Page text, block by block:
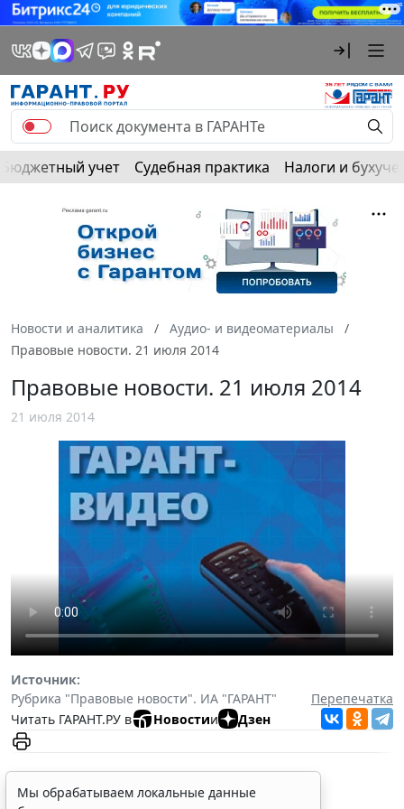
Бюджетный учет Судебная практика Налоги и
Новости и аналитика
Аудио- и видеоматериалы
Правовые новости. 21 июля 2014
Правовые новости. 21 июля 2014
21 июля 2014
Источник:
Рубрика "Правовые новости". ИА "ГАРАНТ"
Перепечатка
Читать ГАРАНТ.РУ в
Новостии Дзен
Мы обрабатываем локальные данные